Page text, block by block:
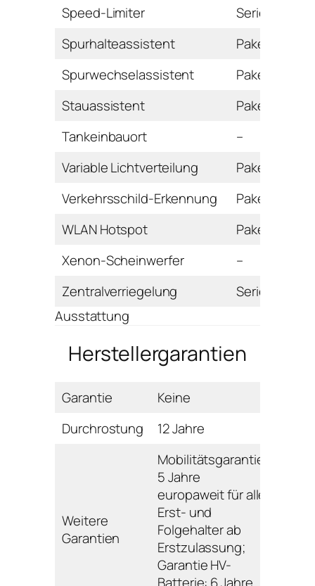
Speed-Limiter
Serie
Spurhalteassistent
Paket
Spurwechselassistent
Paket
Stauassistent
Paket
Tankeinbauort
–
Variable Lichtverteilung
Paket
Verkehrsschild-Erkennung
Paket
WLAN Hotspot
Paket
Xenon-Scheinwerfer
–
Zentralverriegelung
Serie
Ausstattung
Herstellergarantien
Garantie
Keine
Durchrostung
12 Jahre
Weitere
Garantien
Mobilitätsgarantie:
5 Jahre
europaweit für alle
Erst- und
Folgehalter ab
Erstzulassung;
Garantie HV-
Batterie: 6 Jahre